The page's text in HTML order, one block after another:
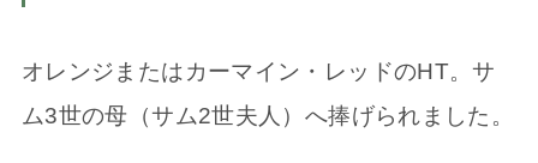
オレンジまたはカーマイン・レッドのHT。サ
ム3世の母（サム2世夫人）へ捧げられました。